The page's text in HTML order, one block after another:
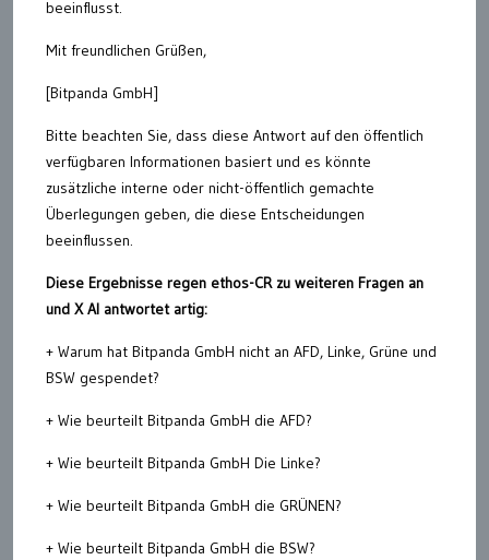
beeinflusst.
Mit freundlichen Grüßen,
[Bitpanda GmbH]
Bitte beachten Sie, dass diese Antwort auf den öffentlich
verfügbaren Informationen basiert und es könnte
zusätzliche interne oder nicht-öffentlich gemachte
Überlegungen geben, die diese Entscheidungen
beeinflussen.
Diese Ergebnisse regen ethos-CR zu weiteren Fragen an
und X AI antwortet artig:
+ Warum hat Bitpanda GmbH nicht an AFD, Linke, Grüne und
BSW gespendet?
+ Wie beurteilt Bitpanda GmbH die AFD?
+ Wie beurteilt Bitpanda GmbH Die Linke?
+ Wie beurteilt Bitpanda GmbH die GRÜNEN?
+ Wie beurteilt Bitpanda GmbH die BSW?